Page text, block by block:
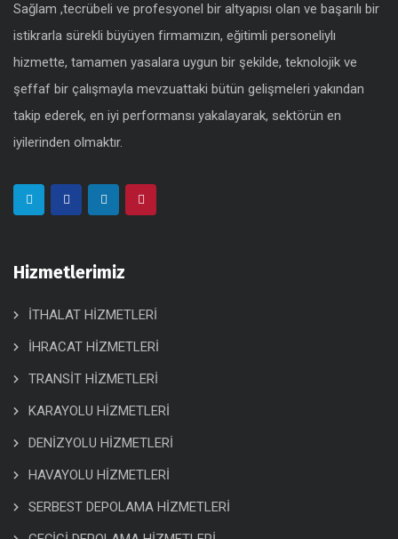
Sağlam ,tecrübeli ve profesyonel bir altyapısı olan ve başarılı bir
istikrarla sürekli büyüyen firmamızın, eğitimli personeliylı
hizmette, tamamen yasalara uygun bir şekilde, teknolojik ve
şeffaf bir çalışmayla mevzuattaki bütün gelişmeleri yakından
takip ederek, en iyi performansı yakalayarak, sektörün en
iyilerinden olmaktır.
Hizmetlerimiz
İTHALAT HİZMETLERİ
İHRACAT HİZMETLERİ
TRANSİT HİZMETLERİ
KARAYOLU HİZMETLERİ
DENİZYOLU HİZMETLERİ
HAVAYOLU HİZMETLERİ
SERBEST DEPOLAMA HİZMETLERİ